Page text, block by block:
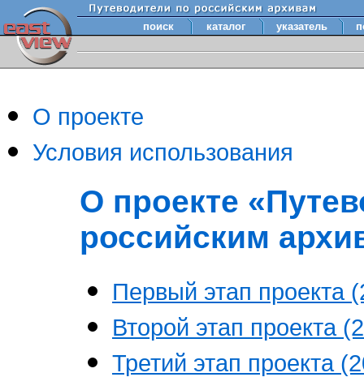
поиск каталог указатель
О проекте
Условия использования
О проекте
российским
Первый этап проекта
Второй этап проекта
Третий этап проекта